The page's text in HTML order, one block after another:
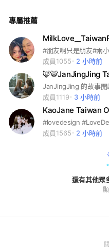
專屬推薦
成員1055
2 小時前
🦊🐯JanJingJing
成員1119
3 小時前
KaoJane Taiwan
成員1565
2 小時前
還有其他眾